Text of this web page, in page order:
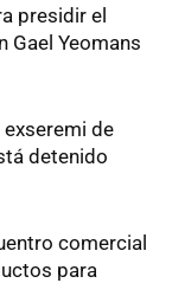
presidir el
Gael Yeomans
de
detenido
comercial
para